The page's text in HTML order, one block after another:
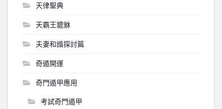
天律聖典
天霸王貔貅
夫妻和諧探討篇
奇遁開運
奇門遁甲應用
考試奇門遁甲